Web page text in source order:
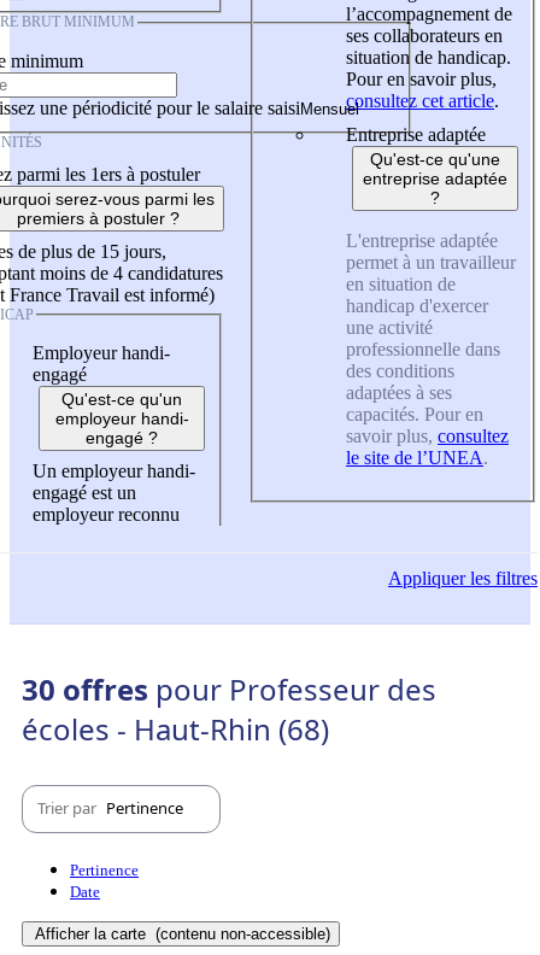
BRUT MINIMUM
minimum
une périodicité pour le salaire saisi
parmi les 1ers à postuler
serez-vous parmi les
premiers à postuler ?
de plus de 15 jours,
moins de 4 candidatures
France Travail est informé)
Employeur handi-
engagé
Qu'est-ce qu'un
employeur handi-
engagé ?
Un employeur handi-
engagé est un
employeur reconnu
l’accompagnement de
ses collaborateurs en
situation de handicap.
Pour en savoir plus,
consultez cet article.
Entreprise adaptée
Qu'est-ce qu'une
entreprise adaptée
?
L'entreprise adaptée
permet à un travailleur
en situation de
handicap d'exercer
une activité
professionnelle dans
des conditions
adaptées à ses
capacités. Pour en
savoir plus, consultez
le site de l’UNEA.
Appliquerles filtres
30 offres pour Professeur des
écoles - Haut-Rhin (68)
Trier par Pertinence
Pertinence
Date
Afficher la carte (contenu non-accessible)